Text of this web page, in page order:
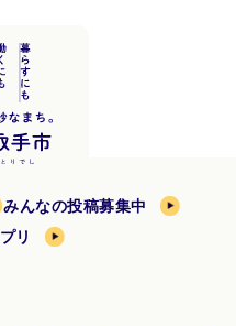
みんなの投稿募集中
リ